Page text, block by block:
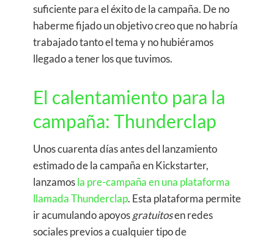
suficiente para el éxito de la campaña. De no
haberme fijado un objetivo creo que no habría
trabajado tanto el tema y no hubiéramos
llegado a tener los que tuvimos.
El calentamiento para la
campaña: Thunderclap
Unos cuarenta días antes del lanzamiento
estimado de la campaña en Kickstarter,
lanzamosla pre-campaña en una plataforma
llamada Thunderclap. Esta plataforma permite
ir acumulando apoyosgratuitosen redes
sociales previos a cualquier tipo de